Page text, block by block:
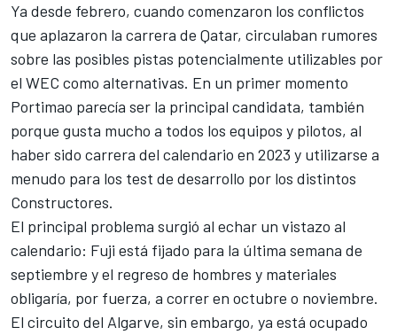
Ya desde febrero, cuando comenzaron los conflictos
que aplazaron la carrera de Qatar, circulaban rumores
sobre las posibles pistas potencialmente utilizables por
el WEC como alternativas. En un primer momento
Portimao parecía ser la principal candidata, también
porque gusta mucho a todos los equipos y pilotos, al
haber sido carrera del calendario en 2023 y utilizarse a
menudo para los test de desarrollo por los distintos
Constructores.
El principal problema surgió al echar un vistazo al
calendario: Fuji está fijado para la última semana de
septiembre y el regreso de hombres y materiales
obligaría, por fuerza, a correr en octubre o noviembre.
El circuito del Algarve, sin embargo, ya está ocupado